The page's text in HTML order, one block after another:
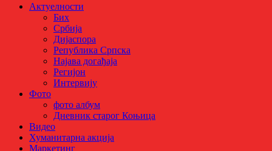
Актуелности
Бих
Србија
Дијаспора
Република Српска
Најава догађаја
Регијон
Интервију
Фото
фото албум
Дневник старог Коњица
Видео
Хуманитарна акција
Маркетинг